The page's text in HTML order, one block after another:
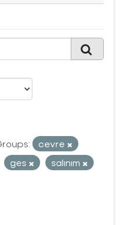
cevre
ges
salınım